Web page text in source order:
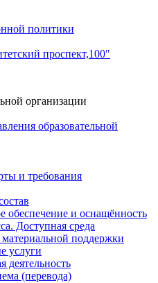
политики
проспект,100"
организации
образовательной
и требования
обеспечение и оснащённость
Доступная среда
поддержки
услуги
деятельность
(перевода)